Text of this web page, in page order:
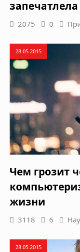
2075 0
28.05.2015
Чем грозит
жизни
3118 6
28.05.2015